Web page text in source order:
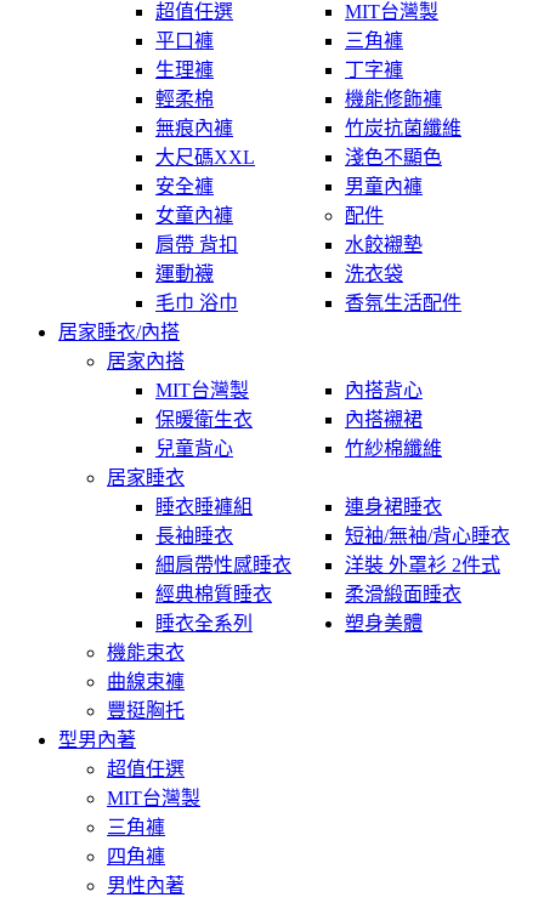
超值任選
MIT台灣製
平口褲
三角褲
生理褲
丁字褲
輕柔棉
機能修飾褲
無痕內褲
竹炭抗菌纖維
大尺碼XXL
淺色不顯色
安全褲
男童內褲
女童內褲
配件
肩帶 背扣
水餃襯墊
運動襪
洗衣袋
毛巾 浴巾
香氛生活配件
居家睡衣/內搭
居家內搭
MIT台灣製
內搭背心
保暖衛生衣
內搭襯裙
兒童背心
竹紗棉纖維
居家睡衣
睡衣睡褲組
連身裙睡衣
長袖睡衣
短袖/無袖/背心睡衣
細肩帶性感睡衣
洋裝 外罩衫 2件式
經典棉質睡衣
柔滑緞面睡衣
睡衣全系列
塑身美體
機能束衣
曲線束褲
豐挺胸托
型男內著
超值任選
MIT台灣製
三角褲
四角褲
男性內著